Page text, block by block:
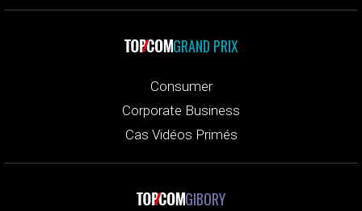
GRAND PRIX
Consumer
Corporate Business
Cas Vidéos Primés
GIBORY